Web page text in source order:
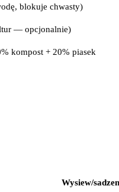
blokuje chwasty)
— opcjonalnie)
kompost + 20% piasek
Wysiew/